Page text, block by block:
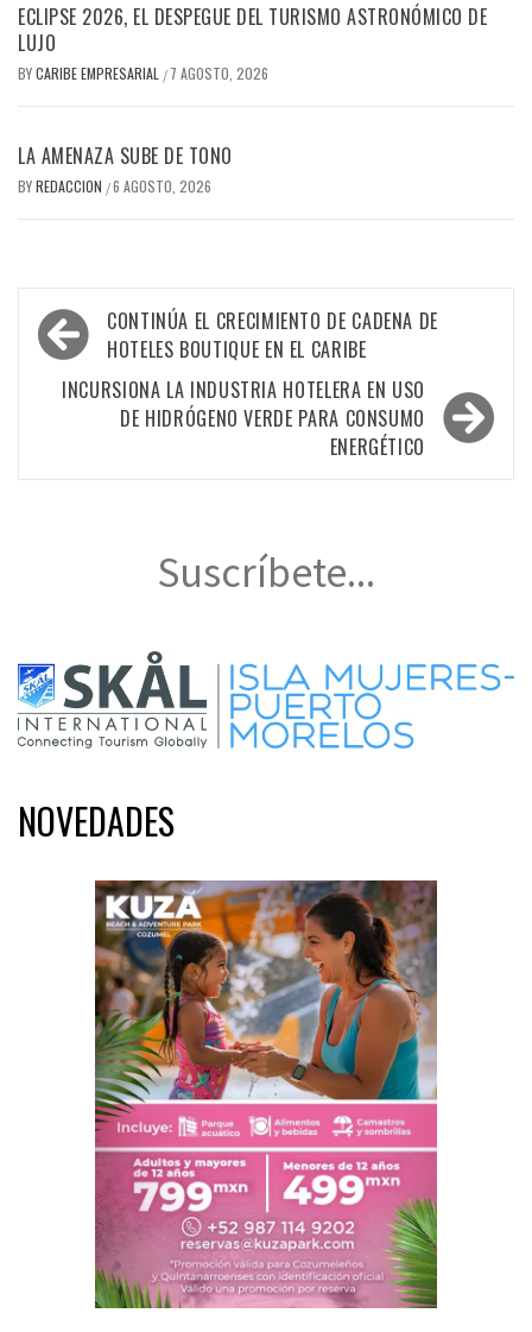
ECLIPSE 2026, EL DESPEGUE DEL TURISMO ASTRONÓMICO DE
LUJO
BYCARIBE EMPRESARIAL / 7 AGOSTO, 2026
LA AMENAZA SUBE DE TONO
BYREDACCION /6 AGOSTO, 2026
Navegación
de
entradas
CONTINÚA EL CRECIMIENTO DE CADENA DE
HOTELES BOUTIQUE EN EL CARIBE
INCURSIONA LA INDUSTRIA HOTELERA EN USO
DE HIDRÓGENO VERDE PARA CONSUMO
ENERGÉTICO
Suscríbete...
NOVEDADES